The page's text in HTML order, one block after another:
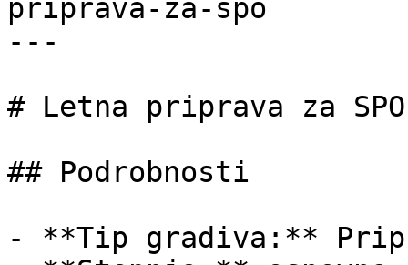
priprava-za-spo
---
# Letna priprava za SPO
## Podrobnosti
- **Tip gradiva:**